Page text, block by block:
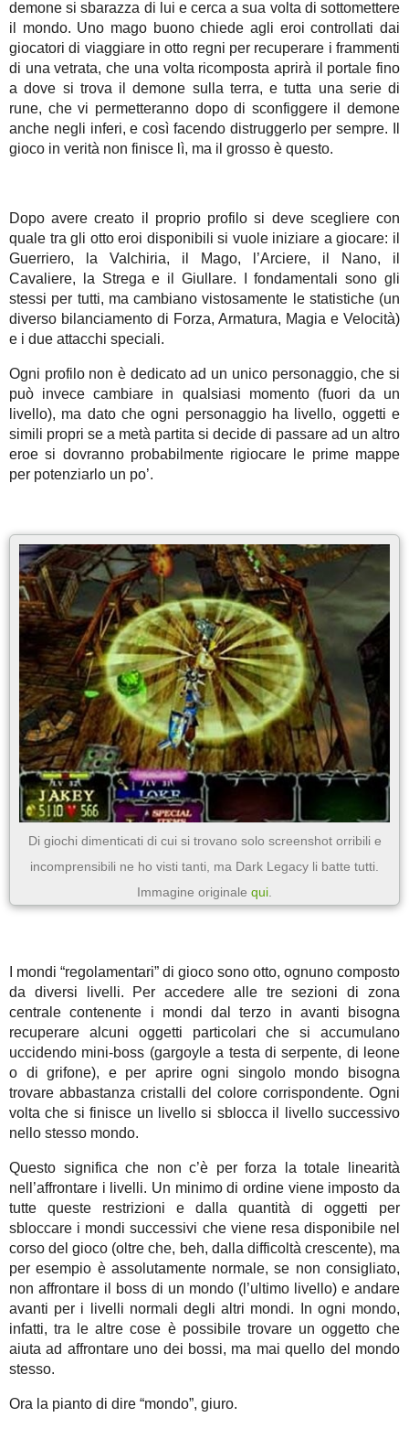
demone si sbarazza di lui e cerca a sua volta di sottomettere
il mondo. Uno mago buono chiede agli eroi controllati dai
giocatori di viaggiare in otto regni per recuperare i frammenti
di una vetrata, che una volta ricomposta aprirà il portale fino
a dove si trova il demone sulla terra, e tutta una serie di
rune, che vi permetteranno dopo di sconfiggere il demone
anche negli inferi, e così facendo distruggerlo per sempre. Il
gioco in verità non finisce lì, ma il grosso è questo.
Dopo avere creato il proprio profilo si deve scegliere con
quale tra gli otto eroi disponibili si vuole iniziare a giocare: il
Guerriero, la Valchiria, il Mago, l’Arciere, il Nano, il
Cavaliere, la Strega e il Giullare. I fondamentali sono gli
stessi per tutti, ma cambiano vistosamente le statistiche (un
diverso bilanciamento di Forza, Armatura, Magia e Velocità)
e i due attacchi speciali.
Ogni profilo non è dedicato ad un unico personaggio, che si
può invece cambiare in qualsiasi momento (fuori da un
livello), ma dato che ogni personaggio ha livello, oggetti e
simili propri se a metà partita si decide di passare ad un altro
eroe si dovranno probabilmente rigiocare le prime mappe
per potenziarlo un po’.
Di giochi dimenticati di cui si trovano solo screenshot orribili e
incomprensibili ne ho visti tanti, ma Dark Legacy li batte tutti.
Immagine originale qui
I mondi “regolamentari” di gioco sono otto, ognuno composto
da diversi livelli. Per accedere alle tre sezioni di zona
centrale contenente i mondi dal terzo in avanti bisogna
recuperare alcuni oggetti particolari che si accumulano
uccidendo mini-boss (gargoyle a testa di serpente, di leone
o di grifone), e per aprire ogni singolo mondo bisogna
trovare abbastanza cristalli del colore corrispondente. Ogni
volta che si finisce un livello si sblocca il livello successivo
nello stesso mondo.
Questo significa che non c’è per forza la totale linearità
nell’affrontare i livelli. Un minimo di ordine viene imposto da
tutte queste restrizioni e dalla quantità di oggetti per
sbloccare i mondi successivi che viene resa disponibile nel
corso del gioco (oltre che, beh, dalla difficoltà crescente), ma
per esempio è assolutamente normale, se non consigliato,
non affrontare il boss di un mondo (l’ultimo livello) e andare
avanti per i livelli normali degli altri mondi. In ogni mondo,
infatti, tra le altre cose è possibile trovare un oggetto che
aiuta ad affrontare uno dei bossi, ma mai quello del mondo
stesso.
Ora la pianto di dire “mondo”, giuro.